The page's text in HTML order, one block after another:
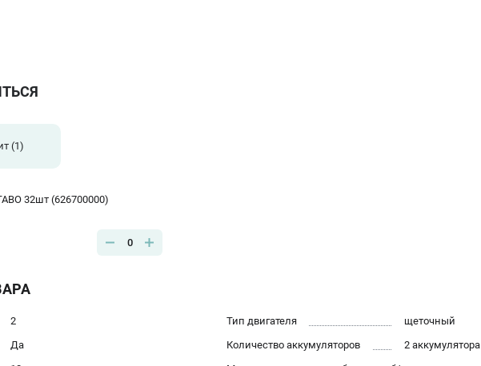
(1)
32шт (626700000)
0
2
Да
Тип двигателя
щеточный
Количество аккумуляторов
2 аккумулятора